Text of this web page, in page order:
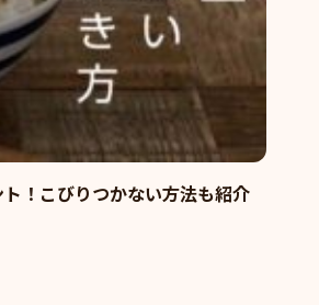
！こびりつかない方法も紹介